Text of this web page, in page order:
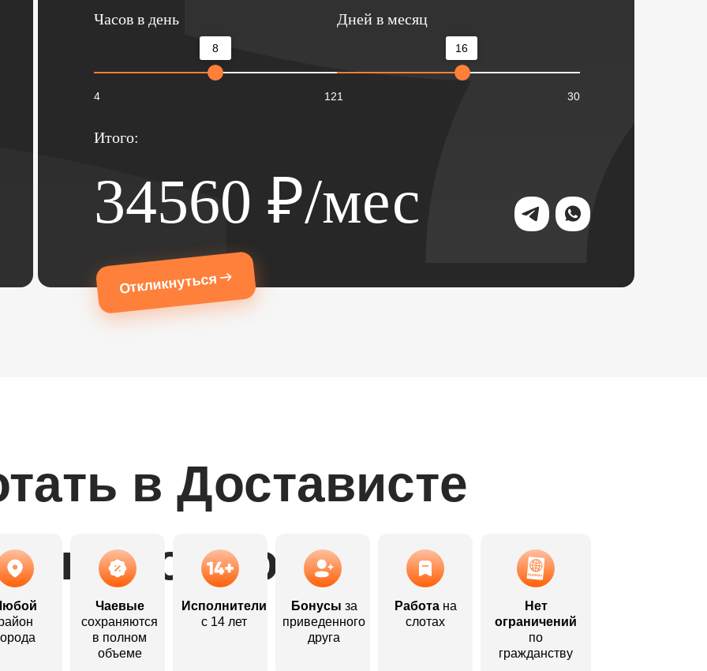
Часов в день
8
4 12
Дней в месяц
16
1 30
Итого:
34560 ₽/мес
Откликнуться
в Достависте
выгодно:
Чаевые
сохраняются
в полном
объеме
Исполнители
с 14 лет
Бонусы за
приведенного
друга
Работа на
слотах
Нет
ограничений
по
гражданству